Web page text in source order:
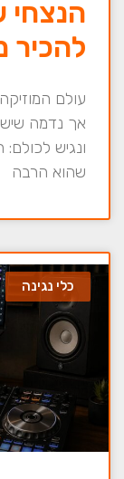
הנצחי
להכיר
עולם
אך נדמה
ונגיש
שהוא הרבה
כלי נגינה